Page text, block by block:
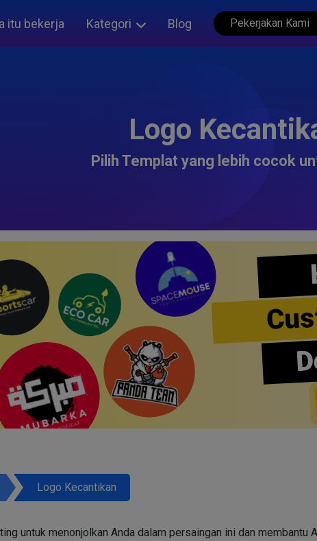
itu bekerja Kategori Blog Pekerjakan Kami
Logo
Pilih Templat yang lebih cocok
Logo Kecantikan
untuk menonjolkan Anda dalam persaingan ini dan